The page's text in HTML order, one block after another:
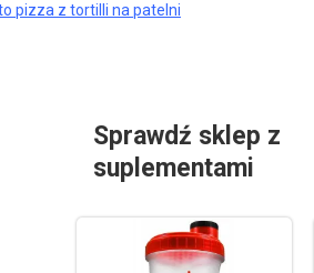
pizza z tortilli na patelni
Sprawdź sklep z
suplementami